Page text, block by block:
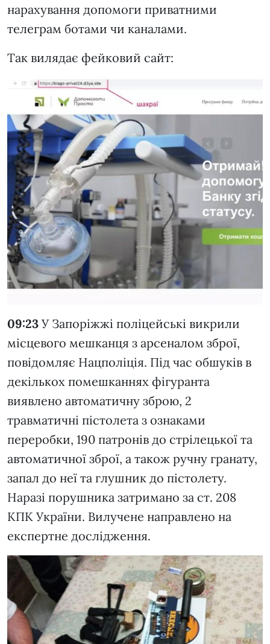
нарахування допомоги приватними
телеграм ботами чи каналами.
Так вилядає фейковий сайт:
09:23 У Запоріжжі поліцейські викрили
місцевого мешканця з арсеналом зброї,
повідомляє Нацполіція. Під час обшуків в
декількох помешканнях фігуранта
виявлено автоматичну зброю, 2
травматичні пістолета з ознаками
переробки, 190 патронів до стрілецької та
автоматичної зброї, а також ручну гранату,
запал до неї та глушник до пістолету.
Наразі порушника затримано за ст. 208
КПК України. Вилучене направлено на
експертне дослідження.